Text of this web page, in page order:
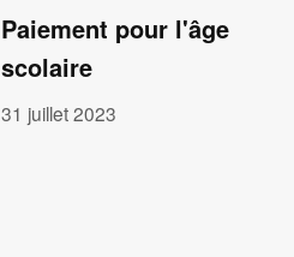
Paiement pour l'âge
scolaire
31 juillet 2023